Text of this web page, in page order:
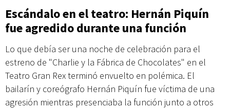
Escándalo en el teatro: Hernán Piquín
fue agredido durante una función
Lo que debía ser una noche de celebración para el
estreno de "Charlie y la Fábrica de Chocolates" en el
Teatro Gran Rex terminó envuelto en polémica. El
bailarín y coreógrafo Hernán Piquín fue víctima de una
agresión mientras presenciaba la función junto a otros